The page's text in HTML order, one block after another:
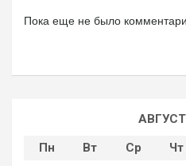
Пока еще не было
Пн
Вт Ср Чт